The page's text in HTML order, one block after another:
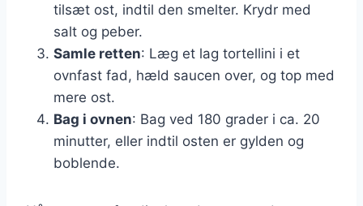
tilsæt ost, indtil den smelter. Krydr med
salt og peber.
Samle retten: Læg et lag tortellini i et
ovnfast fad, hæld saucen over, og top med
mere ost.
Bag i ovnen: Bag ved 180 grader i ca. 20
minutter, eller indtil osten er gylden og
boblende.